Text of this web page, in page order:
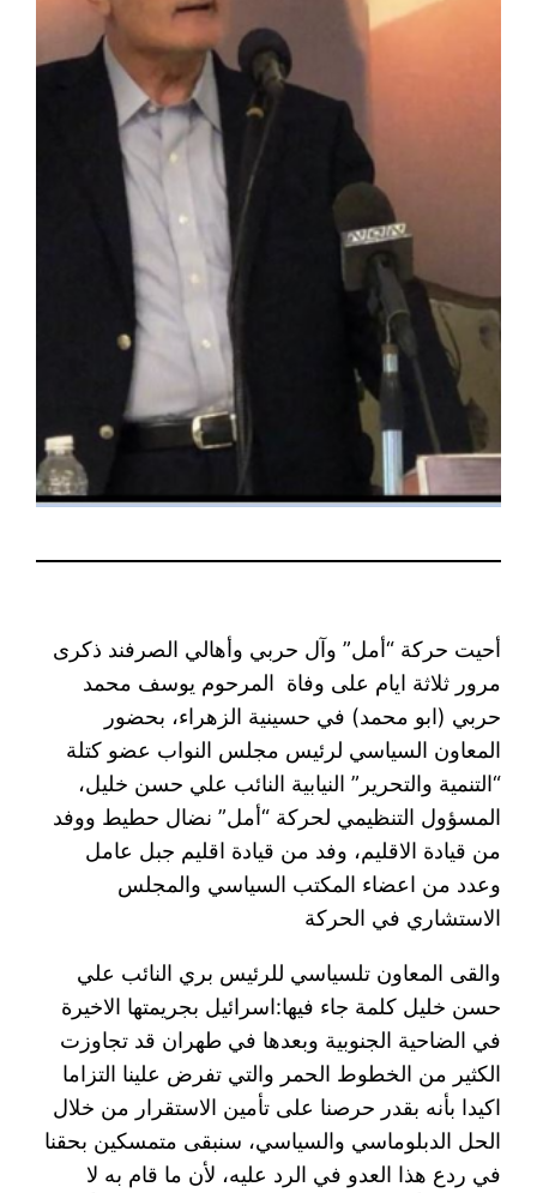
أحيت حركة “أمل” وآل حربي وأهالي الصرفند ذكرى
مرور ثلاثة ايام على وفاة المرحوم يوسف محمد
حربي (ابو محمد) في حسينية الزهراء، بحضور
المعاون السياسي لرئيس مجلس النواب عضو كتلة
“التنمية والتحرير” النيابية النائب علي حسن خليل،
المسؤول التنظيمي لحركة “أمل” نضال حطيط ووفد
من قيادة الاقليم، وفد من قيادة اقليم جبل عامل
وعدد من اعضاء المكتب السياسي والمجلس
الاستشاري في الحركة
والقى المعاون تلسياسي للرئيس بري النائب علي
حسن خليل كلمة جاء فيها:اسرائيل بجريمتها الاخيرة
في الضاحية الجنوبية وبعدها في طهران قد تجاوزت
الكثير من الخطوط الحمر والتي تفرض علينا التزاما
اكيدا بأنه بقدر حرصنا على تأمين الاستقرار من خلال
الحل الدبلوماسي والسياسي، سنبقى متمسكين بحقنا
في ردع هذا العدو في الرد عليه، لأن ما قام به لا